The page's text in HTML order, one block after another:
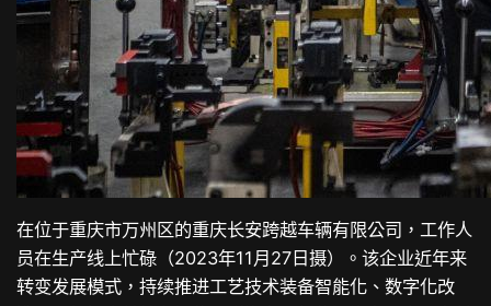
在位于重庆市万州区的重庆长安跨越车辆有限公司，工作人
员在生产线上忙碌（2023年11月27日摄）。该企业近年来
转变发展模式，持续推进工艺技术装备智能化、数字化改